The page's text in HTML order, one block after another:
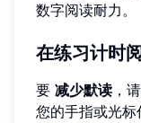
数字阅读耐力。
在练习计时
要 减少默读 ，
您的手指或光